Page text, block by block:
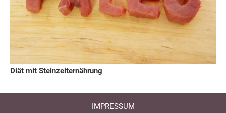
Diät mit Steinzeiternährung
IMPRESSUM